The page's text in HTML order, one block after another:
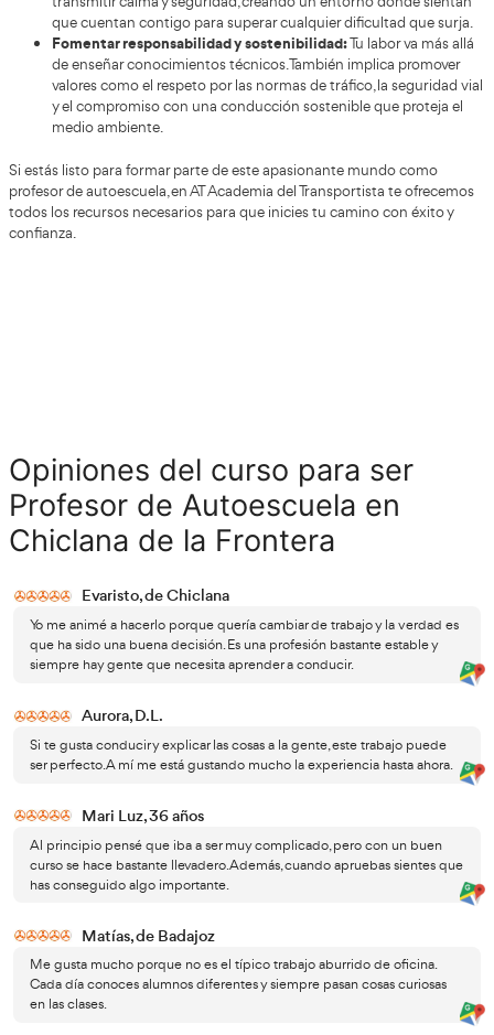
Al inscribirte en cualquiera de nuestras opciones de
accederás auna amplia variedad de recursos
tu aprendizaje y preparación:
destacado y actualizado para abordar esta fase.
contenidos actualizados y una completa
complementaria.
prefieras.
Ejercicios y trabajos prácticos: Diseñados para
comprensión activa del contenido. Algunos
actividades como parte esencial para fijar
del examen, eliminando opciones incorrectas
aprendizaje en los conceptos clave.
Competencias y valores clave para ser
¿Te encanta conducir? ¿Sientes pasión por enseñar a
manera segura y responsable? Si estas preguntas
profesión puede ser perfecta. A continuación, te
esenciales que deberás desarrollar para destacarte
autoescuela:
Valorar la experiencia compartida: Ser profesor
es una oportunidad única para guiar a las